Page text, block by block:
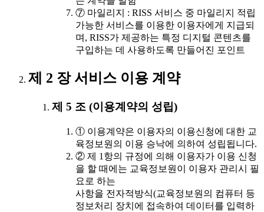
⑦ 마일리지 : RISS 서비스 중 마일리지 적립
가능한 서비스를 이용한 이용자에게 지급되
며, RISS가 제공하는 특정 디지털 콘텐츠를
구입하는 데 사용하도록 만들어진 포인트
제 2 장 서비스 이용 계약
제 5 조 (이용계약의 성립)
① 이용계약은 이용자의 이용신청에 대한 교
육정보원의 이용 승낙에 의하여 성립됩니다.
② 제 1항의 규정에 의해 이용자가 이용 신청
을 할 때에는 교육정보원이 이용자 관리시 필
요로 하는
사항을 전자적방식(교육정보원의 컴퓨터 등
정보처리 장치에 접속하여 데이터를 입력하